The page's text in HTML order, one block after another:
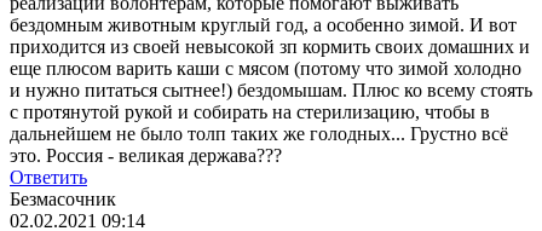
бездомным животным круглый год, а особенно зимой. И вот
приходится из своей невысокой зп кормить своих домашних и
еще плюсом варить каши с мясом (потому что зимой холодно
и нужно питаться сытнее!) бездомышам. Плюс ко всему стоять
с протянутой рукой и собирать на стерилизацию, чтобы в
дальнейшем не было толп таких же голодных... Грустно всё
это. Россия - великая держава???
Ответить
Безмасочник
02.02.2021 09:14